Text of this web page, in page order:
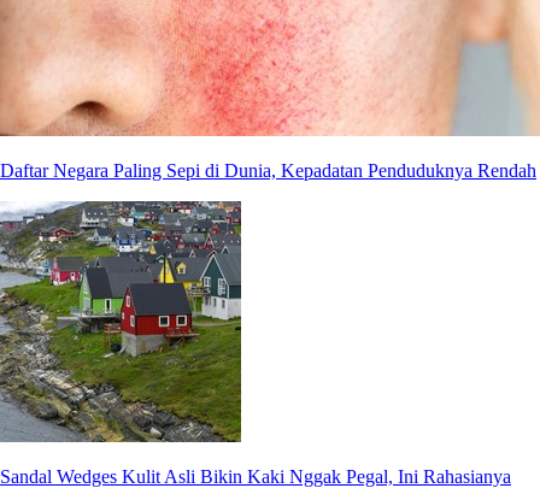
Daftar Negara Paling Sepi di Dunia, Kepadatan Penduduknya Rendah
Sandal Wedges Kulit Asli Bikin Kaki Nggak Pegal, Ini Rahasianya